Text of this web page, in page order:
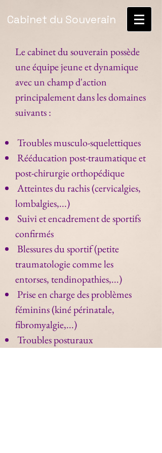
Cabinet du Souverain
Le cabinet du souverain possède
une équipe jeune et dynamique
avec un champ d'action
principalement dans les domaines
suivants :
Troubles musculo-squelettiques
Rééducation post-traumatique et
post-chirurgie orthopédique
Atteintes du rachis (cervicalgies,
lombalgies,...)
Suivi et encadrement de sportifs
confirmés
Blessures du sportif (petite
traumatologie comme les
entorses, tendinopathies,...)
Prise en charge des problèmes
féminins (kiné périnatale,
fibromyalgie,...)
Troubles posturaux